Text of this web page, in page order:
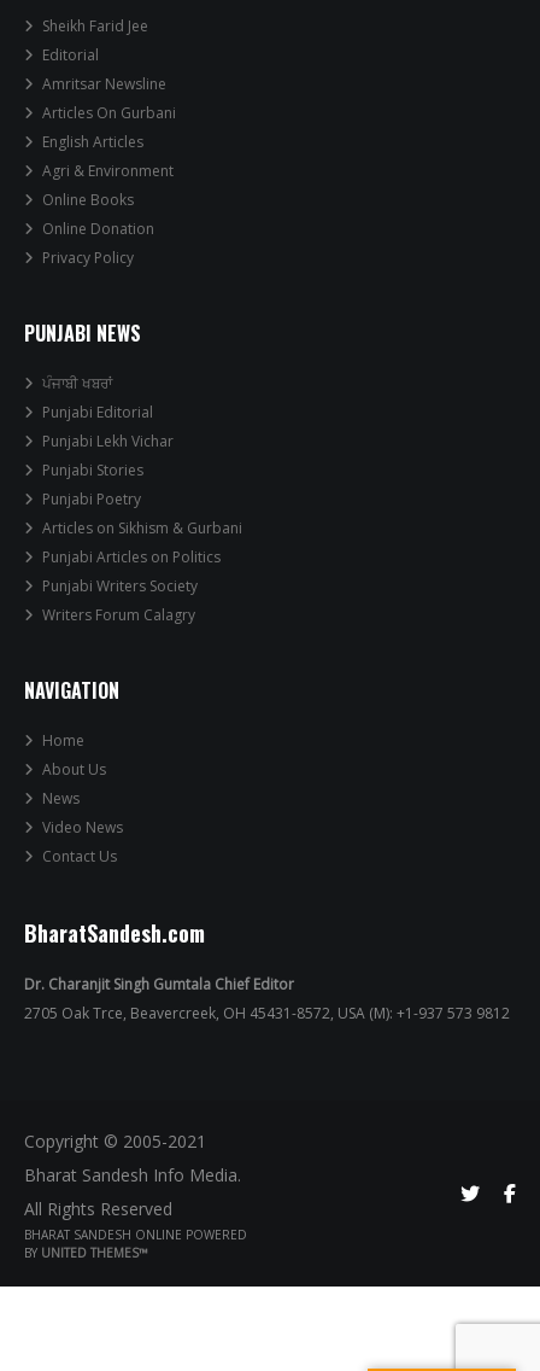
Sheikh Farid Jee
Editorial
Amritsar Newsline
Articles On Gurbani
English Articles
Agri & Environment
Online Books
Online Donation
Privacy Policy
PUNJABI NEWS
ਪੰਜਾਬੀ ਖਬਰਾਂ
Punjabi Editorial
Punjabi Lekh Vichar
Punjabi Stories
Punjabi Poetry
Articles on Sikhism & Gurbani
Punjabi Articles on Politics
Punjabi Writers Society
Writers Forum Calagry
NAVIGATION
Home
About Us
News
Video News
Contact Us
BharatSandesh.com
Dr. Charanjit Singh Gumtala Chief Editor
2705 Oak Trce, Beavercreek, OH 45431-8572, USA (M): +1-937 573 9812
Copyright © 2005-2021
Bharat Sandesh Info Media.
All Rights Reserved
BHARAT SANDESH ONLINE POWERED
BY UNITED THEMES™